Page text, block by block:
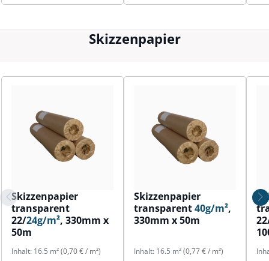
Skizzenpapier
Skizzenpapier
transparent
22/24g/m², 330mm x
50m
Inhalt: 16.5 m²(0,70 € / m²)
Skizzenpapier
transparent40g/m²,
330mm x 50m
Inhalt: 16.5 m²(0,77 € / m²)